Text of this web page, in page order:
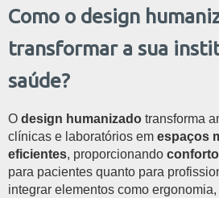
Como o design
transformar a sua
saúde?
O design humanizado transforma
clínicas e laboratórios em espaços
eficientes, proporcionando
para pacientes quanto para
integrar elementos como